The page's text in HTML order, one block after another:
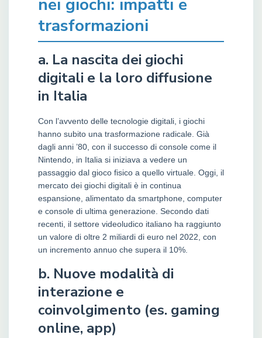
nei giochi: impatti e
trasformazioni
a. La nascita dei giochi
digitali e la loro diffusione
in Italia
Con l’avvento delle tecnologie digitali, i giochi
hanno subito una trasformazione radicale. Già
dagli anni ’80, con il successo di console come il
Nintendo, in Italia si iniziava a vedere un
passaggio dal gioco fisico a quello virtuale. Oggi, il
mercato dei giochi digitali è in continua
espansione, alimentato da smartphone, computer
e console di ultima generazione. Secondo dati
recenti, il settore videoludico italiano ha raggiunto
un valore di oltre 2 miliardi di euro nel 2022, con
un incremento annuo che supera il 10%.
b. Nuove modalità di
interazione e
coinvolgimento (es. gaming
online, app)